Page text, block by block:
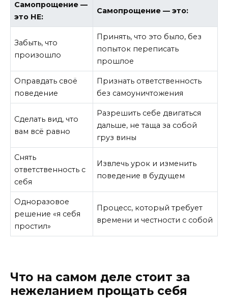
Самопрощение —
это НЕ:
Самопрощение — это:
Забыть, что
произошло
Принять, что это было, без
попыток переписать
прошлое
Оправдать своё
поведение
Признать ответственность
без самоуничтожения
Сделать вид, что
вам всё равно
Разрешить себе двигаться
дальше, не таща за собой
груз вины
Снять
ответственность с
себя
Извлечь урок и изменить
поведение в будущем
Одноразовое
решение «я себя
простил»
Процесс, который требует
времени и честности с собой
Что на самом деле стоит за
нежеланием прощать себя